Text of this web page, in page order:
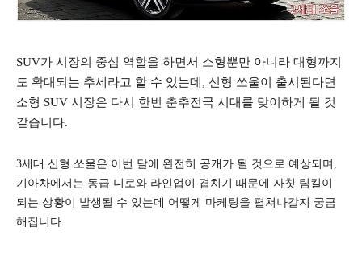
SUV가 시장의 중심 역할을 하면서 소형뿐만 아니라 대형까지
도 확대되는 추세라고 할 수 있는데, 신형 쏘울이 출시된다면
소형 SUV 시장은 다시 한번 춘추전국 시대를 맞이하게 될 것
같습니다.
3세대 신형 쏘울은 이번 달에 완전히 공개가 될 것으로 예상되며,
기아차에서는 동급 니로와 라인업이 겹치기 때문에 자칫 팀킬이
되는 상황이 발생될 수 있는데 어떻게 마케팅을 펼쳐나갈지 궁금
해집니다.